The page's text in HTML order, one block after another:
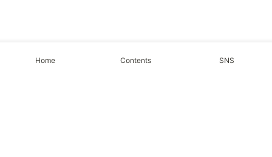
Home Contents SNS